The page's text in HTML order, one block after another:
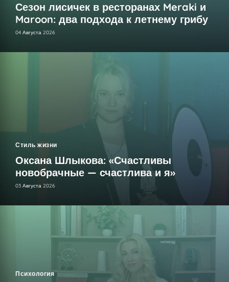
Сезон лисичек в ресторанах Meraki и
Maroon: два подхода к летнему грибу
04 Августа 2026
Стиль жизни
Оксана Шлыкова: «Счастливы
новобрачные — счастлива и я»
03 Августа 2026
Психология